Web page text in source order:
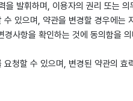
발휘하며, 이용자의 권리 또는
있으며, 약관을 변경할 경우에는
사항을 확인하는 것에 동의함을
청할 수 있으며, 변경된 약관의